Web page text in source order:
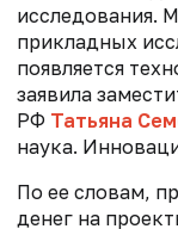
исследования.
прикладных
появляется
заявила
РФ Татьяна
наука.
По ее словам,
денег на